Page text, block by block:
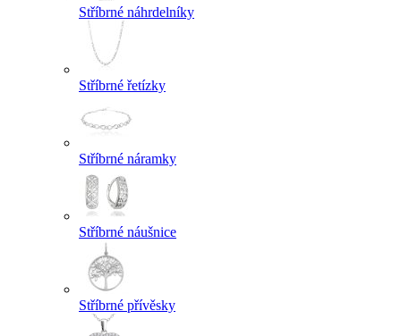
Stříbrné náhrdelníky
Stříbrné řetízky
Stříbrné náramky
Stříbrné náušnice
Stříbrné přívěsky